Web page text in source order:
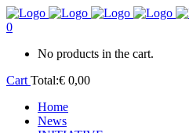
0
No products in the cart.
Cart Total:€ 0,00
Home
News